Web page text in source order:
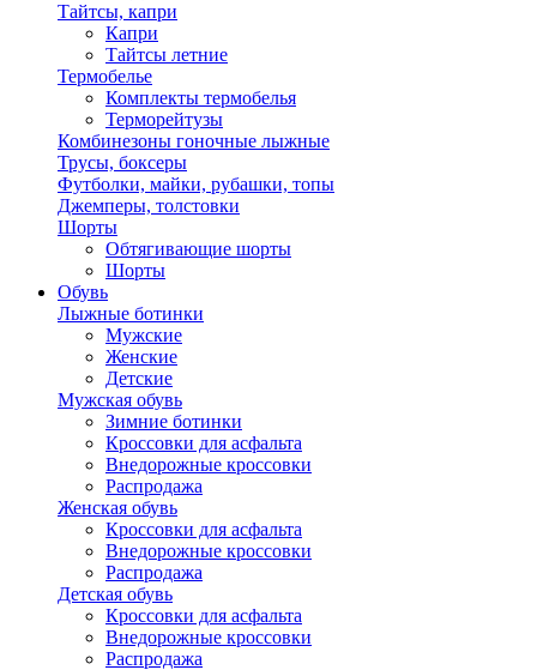
Тайтсы, капри
Капри
Тайтсы летние
Термобелье
Комплекты термобелья
Терморейтузы
Комбинезоны гоночные лыжные
Трусы, боксеры
Футболки, майки, рубашки, топы
Джемперы, толстовки
Шорты
Обтягивающие шорты
Шорты
Обувь
Лыжные ботинки
Мужские
Женские
Детские
Мужская обувь
Зимние ботинки
Кроссовки для асфальта
Внедорожные кроссовки
Распродажа
Женская обувь
Кроссовки для асфальта
Внедорожные кроссовки
Распродажа
Детская обувь
Кроссовки для асфальта
Внедорожные кроссовки
Распродажа